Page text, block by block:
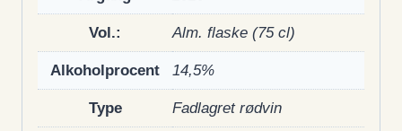
Vol.: Alm. flaske (75 cl)
Alkoholprocent 14,5%
Type Fadlagret rødvin